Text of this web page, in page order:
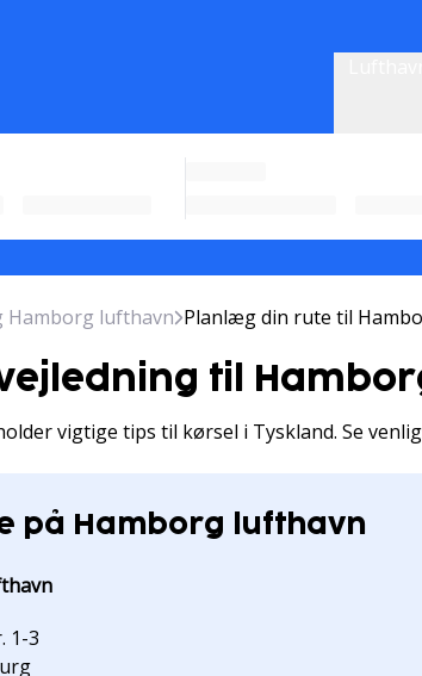
Hamborg lufthavn Planlæg din rute til
til
vigtige tips til kørsel i Tyskland. Se
på Hamborg lufthavn
1-3